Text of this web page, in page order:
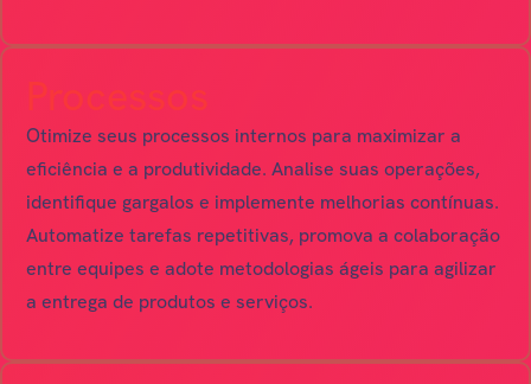
Processos
Otimize seus processos internos para maximizar a
eficiência e a produtividade. Analise suas operações,
identifique gargalos e implemente melhorias contínuas.
Automatize tarefas repetitivas, promova a colaboração
entre equipes e adote metodologias ágeis para agilizar
a entrega de produtos e serviços.